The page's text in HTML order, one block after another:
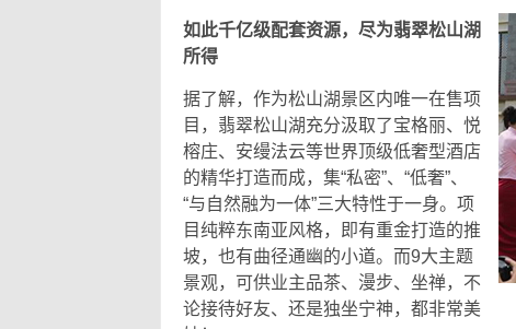
如此千亿级配套资源，尽为翡翠松山湖
所得
据了解，作为松山湖景区内唯一在售项
目，翡翠松山湖充分汲取了宝格丽、悦
榕庄、安缦法云等世界顶级低奢型酒店
的精华打造而成，集“私密”、“低奢”、
“与自然融为一体”三大特性于一身。项
目纯粹东南亚风格，即有重金打造的推
坡，也有曲径通幽的小道。而9大主题
景观，可供业主品茶、漫步、坐禅，不
论接待好友、还是独坐宁神，都非常美